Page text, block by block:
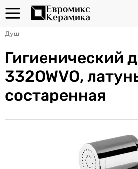
Душ
Гигиенический
332OWVO,
состаренная